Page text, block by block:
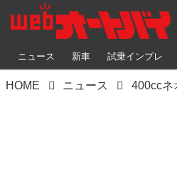
ニュース 新車 試乗インプレ
HOME ニュース